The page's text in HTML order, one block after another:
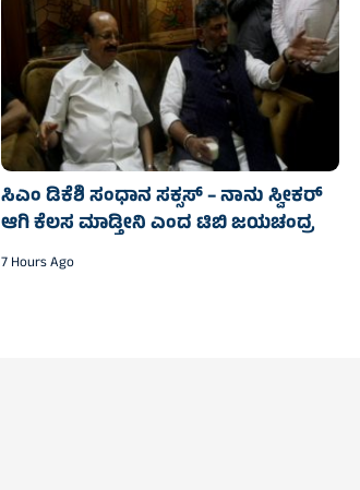
ಸಿಎಂ ಡಿಕೆಶಿ ಸಂಧಾನ ಸಕ್ಸಸ್‌ – ನಾನು ಸ್ವೀಕರ್
ಆಗಿ ಕೆಲಸ ಮಾಡ್ತೀನಿ ಎಂದ ಟಿಬಿ ಜಯಚಂದ್ರ
7 Hours Ago